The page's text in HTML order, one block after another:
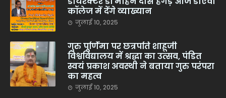
कॉलेज में देंगे व्याख्यान
जुलाई 10, 2025
गुरु पूर्णिमा पर छत्रपति शाहूजी
विश्वविद्यालय में श्रद्धा का उत्सव, पंडित
स्वयं प्रकाश अवस्थी ने बताया गुरु परंपरा
का महत्व
जुलाई 10, 2025